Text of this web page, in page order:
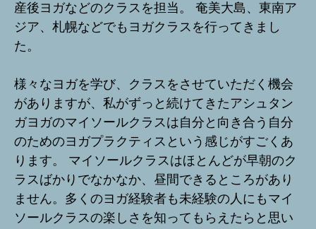
産後ヨガなどのクラスを担当。 奄美大島、東南ア
ジア、札幌などでもヨガクラスを行ってきまし
た。
様々なヨガを学び、クラスをさせていただく機会
がありますが、私がずっと続けてきたアシュタン
ガヨガのマイソールクラスは自分と向き合う自分
のためのヨガプラクティスという感じがすごくあ
ります。 マイソールクラスはほとんどが早朝のク
ラスばかりでなかなか、昼間できるところがあり
ません。多くのヨガ経験者も未経験の人にもマイ
ソールクラスの楽しさを知ってもらえたらと思い